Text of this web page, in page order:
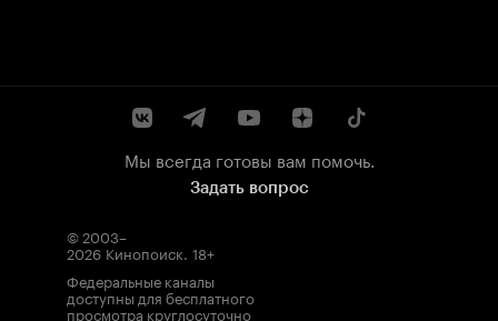
Мы всегда готовы вам помочь.
Задать вопрос
© 2003–
2026 Кинопоиск. 18+
Федеральные каналы
доступны для бесплатного
просмотра круглосуточно